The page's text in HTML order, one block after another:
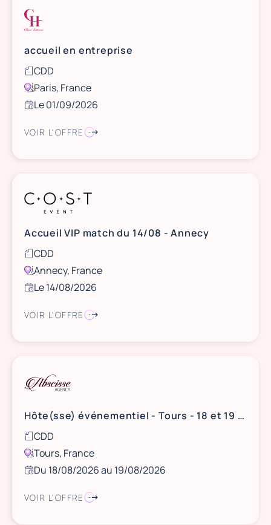
accueil en entreprise
CDD
Paris, France
Le 01/09/2026
VOIR L'OFFRE
Accueil VIP match du 14/08 - Annecy
CDD
Annecy, France
Le 14/08/2026
VOIR L'OFFRE
Hôte(sse) événementiel - Tours - 18 et 19 août
CDD
Tours, France
Du 18/08/2026 au 19/08/2026
VOIR L'OFFRE